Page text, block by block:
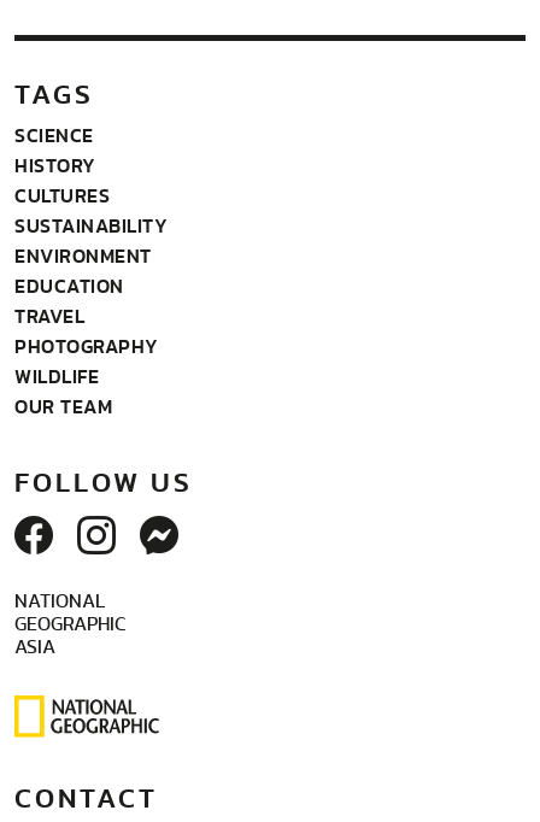
เศรษฐกิจเป็นจำนวนมาก…
TAGS
SCIENCE
HISTORY
CULTURES
SUSTAINABILITY
ENVIRONMENT
EDUCATION
TRAVEL
PHOTOGRAPHY
WILDLIFE
OUR TEAM
FOLLOW US
NATIONAL
GEOGRAPHIC
ASIA
CONTACT